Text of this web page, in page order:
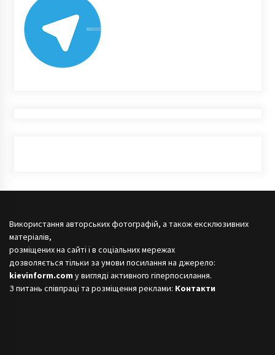
Використання авторських фотографій, а також ексклюзивних
матеріалів,
розміщених на сайті і в соціальних мережах
дозволяється тільки за умови посилання на джерело:
kievinform.com у вигляді активного гіперпосилання.
З питань співпраці та розміщення реклами: Контакти